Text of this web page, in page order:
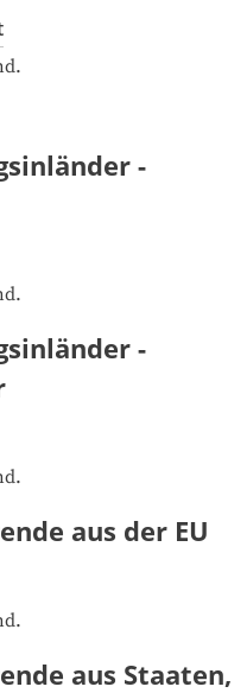
-
-
aus der EU
aus Staaten,